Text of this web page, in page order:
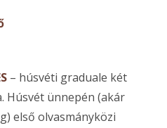
– húsvéti graduale két
Húsvét ünnepén (akár
első olvasmányközi